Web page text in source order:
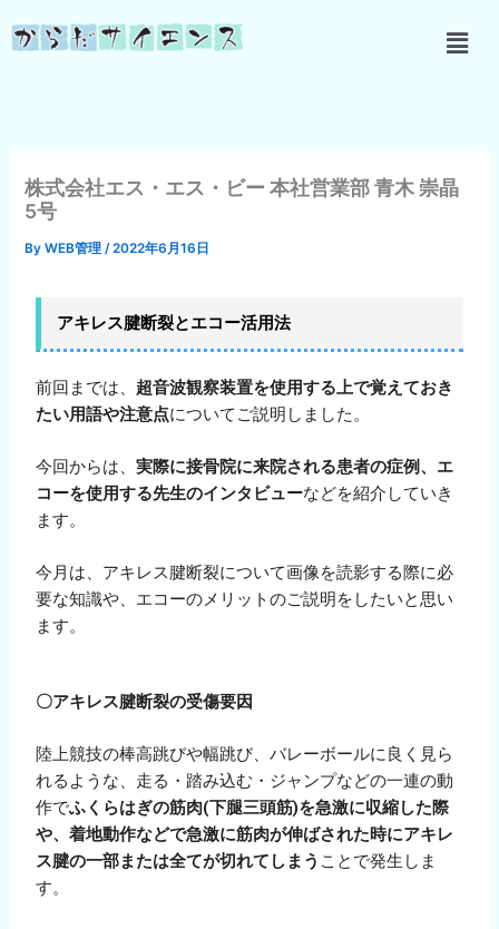
容
メ
ニ
株式会社エス・エス・ビー 本社営業部 青木 崇晶
5号
ByWEB管理 /2022年6月16日
アキレス腱断裂とエコー活用法
前回までは、 超音波観察装置を使用する上で覚えておき
たい用語や注意点についてご説明しました。
今回からは、実際に接骨院に来院される患者の症例、エ
コーを使用する先生のインタビューなどを紹介していき
ます。
今月は、アキレス腱断裂について画像を読影する際に必
要な知識や、エコーのメリットのご説明をしたいと思い
ます。
〇アキレス腱断裂の受傷要因
陸上競技の棒高跳びや幅跳び、バレーボールに良く見ら
れるような、走る・踏み込む・ジャンプなどの一連の動
作でふくらはぎの筋肉(下腿三頭筋)を急激に収縮した際
や、着地動作などで急激に筋肉が伸ばされた時にアキレ
ス腱の一部または全てが切れてしまう ことで発生しま
す。